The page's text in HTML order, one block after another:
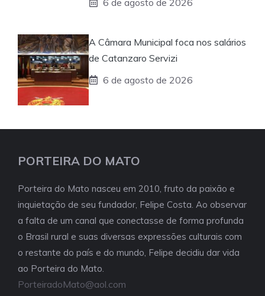
A Câmara Municipal foca nos salários
de Catanzaro Servizi
6 de agosto de 2026
PORTEIRA DO MATO
Porteira do Mato nasceu em 2010, fruto da paixão e
inquietação de seu fundador, Felipe Costa. Ao observar
a falta de um canal que conectasse de forma profunda
o Brasil rural e suas diversas expressões culturais com
o restante do país e do mundo, Felipe decidiu dar vida
ao Porteira do Mato.
PorteiradoMato@aol.com